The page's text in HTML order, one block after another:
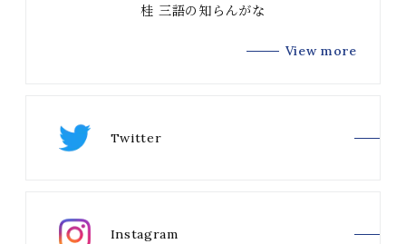
桂 三語の知らんがな
View more
Twitter
Instagram